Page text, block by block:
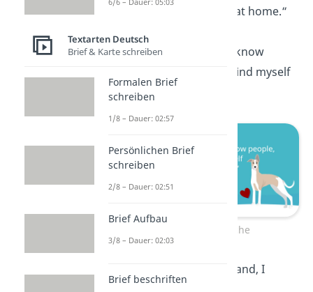
„Every dog is a lion at home.“
„The better I get to know
people, the more I find myself
loving dogs.“
Hundesprüche
„When I needed a hand, I
Textarten Deutsch
Brief & Karte schreiben
Formalen Brief
schreiben
1/8 – Dauer: 02:57
Persönlichen Brief
schreiben
2/8 – Dauer: 02:51
Brief Aufbau
3/8 – Dauer: 02:03
Brief beschriften